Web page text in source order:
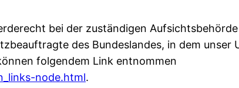
bei der zuständigen
des Bundeslandes, in dem unser
folgendem Link entnommen
node.html.